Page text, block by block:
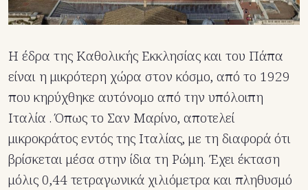
Η έδρα της Καθολικής Εκκλησίας και του Πάπα
είναι η μικρότερη χώρα στον κόσμο, από το 1929
που κηρύχθηκε αυτόνομο από την υπόλοιπη
Ιταλία . Όπως το Σαν Μαρίνο, αποτελεί
μικροκράτος εντός της Ιταλίας, με τη διαφορά ότι
βρίσκεται μέσα στην ίδια τη Ρώμη. Έχει έκταση
μόλις 0,44 τετραγωνικά χιλιόμετρα και πληθυσμό